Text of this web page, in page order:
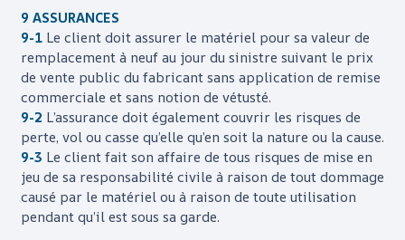
9 ASSURANCES
9-1 Le client doit assurer le matériel pour sa valeur de
remplacement à neuf au jour du sinistre suivant le prix
de vente public du fabricant sans application de remise
commerciale et sans notion de vétusté.
9-2 L’assurance doit également couvrir les risques de
perte, vol ou casse qu’elle qu’en soit la nature ou la cause.
9-3 Le client fait son affaire de tous risques de mise en
jeu de sa responsabilité civile à raison de tout dommage
causé par le matériel ou à raison de toute utilisation
pendant qu’il est sous sa garde.